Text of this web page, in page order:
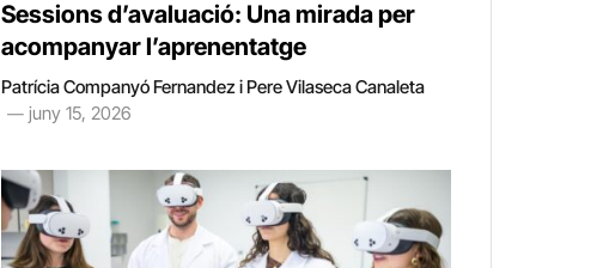
Sessions d’avaluació: Una mirada per
acompanyar l’aprenentatge
Patrícia Companyó Fernandez i Pere Vilaseca Canaleta
juny 15, 2026